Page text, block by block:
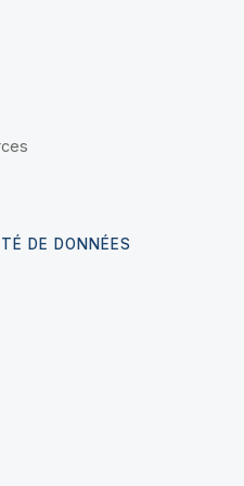
DE DONNÉES